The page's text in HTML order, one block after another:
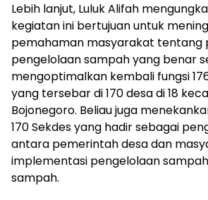
Lebih lanjut, Luluk Alifah
kegiatan ini bertujuan untuk
pemahaman masyarakat tentang
pengelolaan sampah yang benar
mengoptimalkan kembali fungsi
yang tersebar di 170 desa di 18
Bojonegoro. Beliau juga
170 Sekdes yang hadir sebagai
antara pemerintah desa dan
implementasi pengelolaan
sampah.